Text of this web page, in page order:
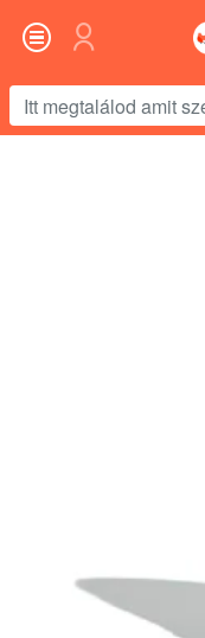
megtalálod